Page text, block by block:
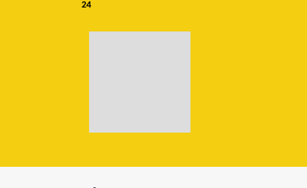
24